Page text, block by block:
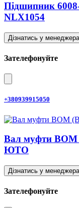
Підшипник
NLX1054
Дізнатись у менеджера
Зателефонуйте
+380939915050
Вал муфти ВОМ
ЮТО
Дізнатись у менеджера
Зателефонуйте